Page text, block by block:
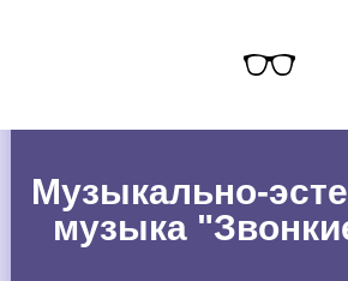
Музыкально-
музыка